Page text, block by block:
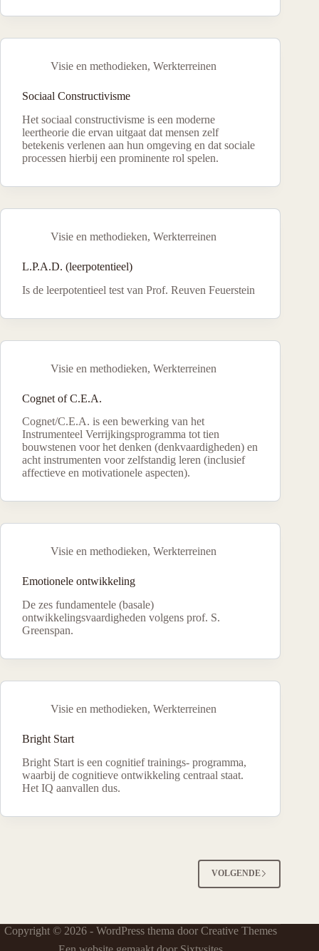
Visie en methodieken, Werkterreinen
Sociaal Constructivisme
Het sociaal constructivisme is een moderne
leertheorie die ervan uitgaat dat mensen zelf
betekenis verlenen aan hun omgeving en dat sociale
processen hierbij een prominente rol spelen.
Visie en methodieken, Werkterreinen
L.P.A.D. (leerpotentieel)
Is de leerpotentieel test van Prof. Reuven Feuerstein
Visie en methodieken, Werkterreinen
Cognet of C.E.A.
Cognet/C.E.A. is een bewerking van het
Instrumenteel Verrijkingsprogramma tot tien
bouwstenen voor het denken (denkvaardigheden) en
acht instrumenten voor zelfstandig leren (inclusief
affectieve en motivationele aspecten).
Visie en methodieken, Werkterreinen
Emotionele ontwikkeling
De zes fundamentele (basale)
ontwikkelingsvaardigheden volgens prof. S.
Greenspan.
Visie en methodieken, Werkterreinen
Bright Start
Bright Start is een cognitief trainings- programma,
waarbij de cognitieve ontwikkeling centraal staat.
Het IQ aanvallen dus.
VOLGENDE
Copyright © 2026 - WordPress thema door Creative Themes